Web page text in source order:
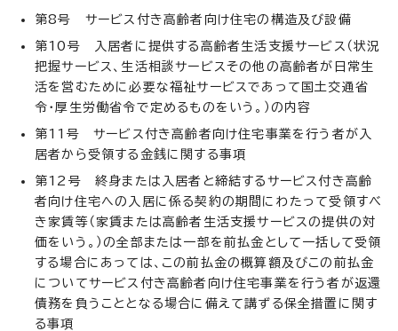
第8号 サービス付き高齢者向け住宅の構造及び設備
第10号 入居者に提供する高齢者生活支援サービス（状況
把握サービス、生活相談サービスその他の高齢者が日常生
活を営むために必要な福祉サービスであって国土交通省
令・厚生労働省令で定めるものをいう。）の内容
第11号 サービス付き高齢者向け住宅事業を行う者が入
居者から受領する金銭に関する事項
第12号 終身または入居者と締結するサービス付き高齢
者向け住宅への入居に係る契約の期間にわたって受領すべ
き家賃等（家賃または高齢者生活支援サービスの提供の対
価をいう。）の全部または一部を前払金として一括して受領
する場合にあっては、この前払金の概算額及びこの前払金
についてサービス付き高齢者向け住宅事業を行う者が返還
債務を負うこととなる場合に備えて講ずる保全措置に関す
る事項